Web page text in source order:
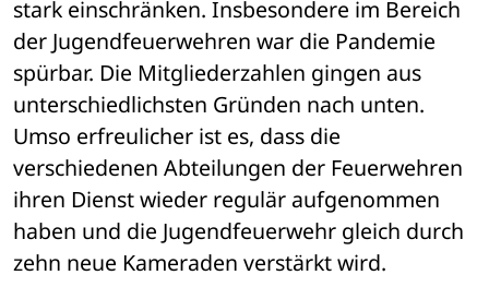
stark einschränken. Insbesondere im Bereich
der Jugendfeuerwehren war die Pandemie
spürbar. Die Mitgliederzahlen gingen aus
unterschiedlichsten Gründen nach unten.
Umso erfreulicher ist es, dass die
verschiedenen Abteilungen der Feuerwehren
ihren Dienst wieder regulär aufgenommen
haben und die Jugendfeuerwehr gleich durch
zehn neue Kameraden verstärkt wird.